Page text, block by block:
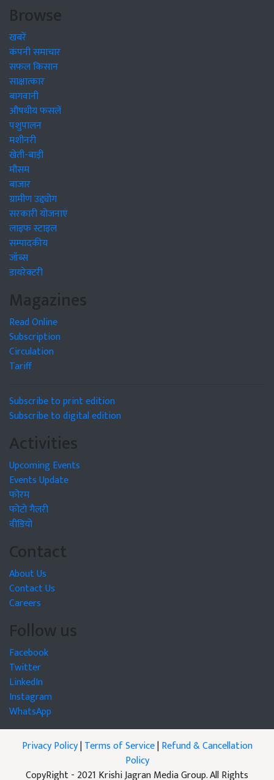
Browse
खबरें
कंपनी समाचार
सफल किसान
साक्षात्कार
बागवानी
औषधीय फसलें
पशुपालन
मशीनरी
खेती-बाड़ी
मौसम
बाजार
ग्रामीण उद्द्योग
सरकारी योजनाएं
लाइफ स्टाइल
सम्पादकीय
जॉब्स
डायरेक्टरी
Magazines
Read Online
Subscription
Circulation
Tariff
Subscribe to print edition
Subscribe to digital edition
Activities
Upcoming Events
Events Update
फोरम
फोटो गैलरी
वीडियो
Contact
About Us
Contact Us
Careers
Follow us
Facebook
Twitter
LinkedIn
Instagram
WhatsApp
Privacy Policy|Terms of Service|Refund & Cancellation
Policy
CopyRight - 2021 Krishi Jagran Media Group. All Rights